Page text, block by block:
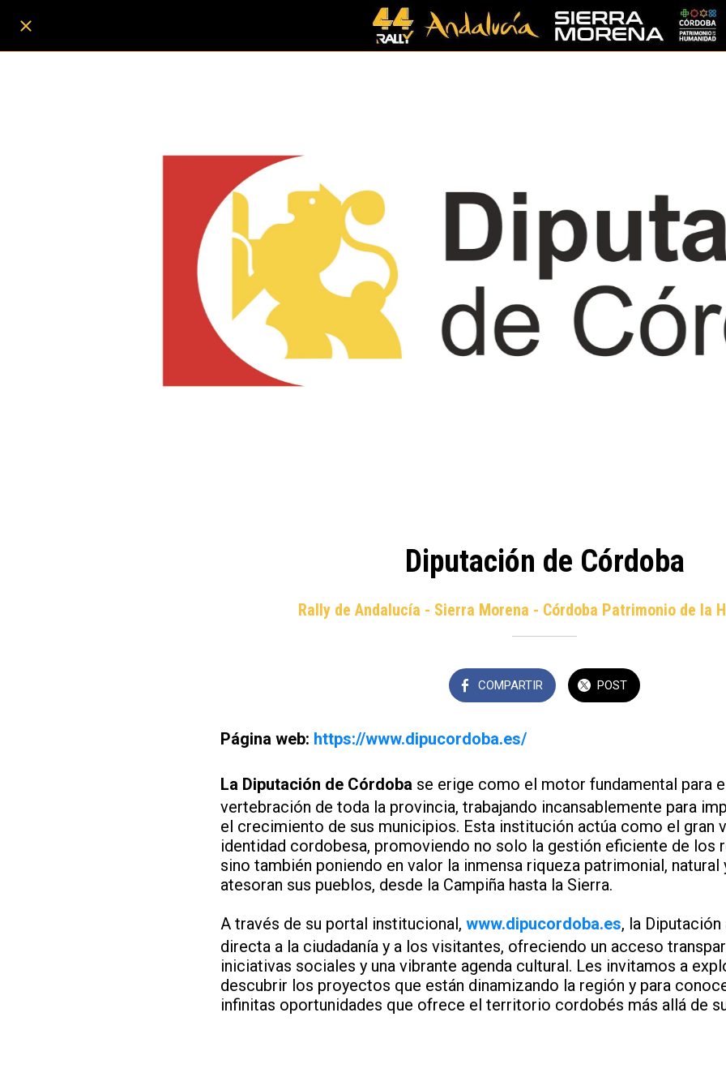
Diputación de Córdoba
Rally de Andalucía - Sierra Morena - Córdoba Patrimonio de la
COMPARTIR POST
Página web: https://www.dipucordoba.es/
La Diputación de Córdoba se erige como el motor fundamental para
vertebración de toda la provincia, trabajando incansablemente para
el crecimiento de sus municipios. Esta institución actúa como el gran
identidad cordobesa, promoviendo no solo la gestión eficiente de los
sino también poniendo en valor la inmensa riqueza patrimonial,
atesoran sus pueblos, desde la Campiña hasta la Sierra.
A través de su portal institucional, www.dipucordoba.es, la Diputación
directa a la ciudadanía y a los visitantes, ofreciendo un acceso
iniciativas sociales y una vibrante agenda cultural. Les invitamos a
descubrir los proyectos que están dinamizando la región y para
infinitas oportunidades que ofrece el territorio cordobés más allá de